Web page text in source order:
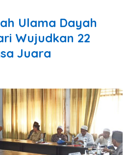
Ulama Dayah
Wujudkan 22
Juara